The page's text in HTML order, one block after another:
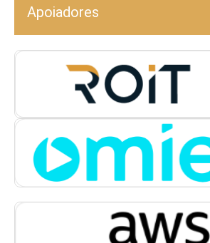
Apoiadores